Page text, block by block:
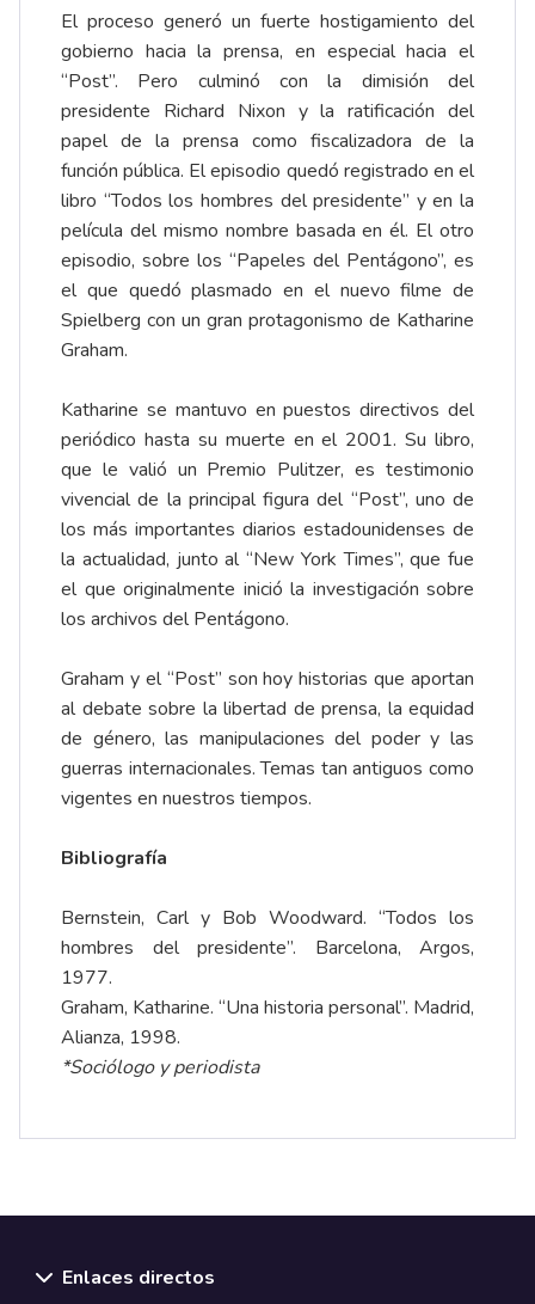
El proceso generó un fuerte hostigamiento del
gobierno hacia la prensa, en especial hacia el
“Post”. Pero culminó con la dimisión del
presidente Richard Nixon y la ratificación del
papel de la prensa como fiscalizadora de la
función pública. El episodio quedó registrado en el
libro “Todos los hombres del presidente” y en la
película del mismo nombre basada en él. El otro
episodio, sobre los “Papeles del Pentágono”, es
el que quedó plasmado en el nuevo filme de
Spielberg con un gran protagonismo de Katharine
Graham.
Katharine se mantuvo en puestos directivos del
periódico hasta su muerte en el 2001. Su libro,
que le valió un Premio Pulitzer, es testimonio
vivencial de la principal figura del “Post”, uno de
los más importantes diarios estadounidenses de
la actualidad, junto al “New York Times”, que fue
el que originalmente inició la investigación sobre
los archivos del Pentágono.
Graham y el “Post” son hoy historias que aportan
al debate sobre la libertad de prensa, la equidad
de género, las manipulaciones del poder y las
guerras internacionales. Temas tan antiguos como
vigentes en nuestros tiempos.
Bibliografía
Bernstein, Carl y Bob Woodward. “Todos los
hombres del presidente”. Barcelona, Argos,
1977.
Graham, Katharine. “Una historia personal”. Madrid,
Alianza, 1998.
*Sociólogo y periodista
Enlaces directos